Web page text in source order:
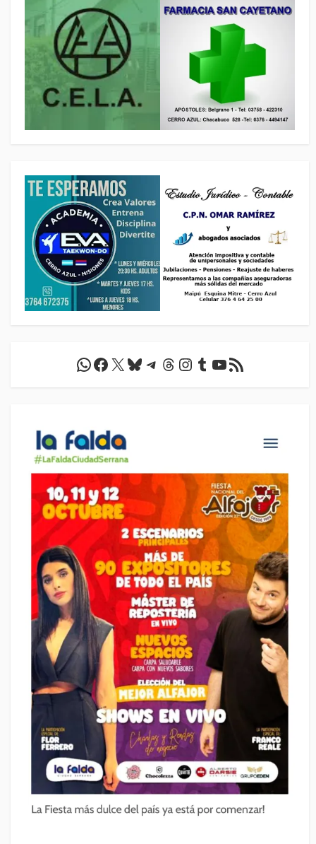
WhatsApp
Facebook
X Bluesky
Telegram
Threads
Instagram
Tumblr
YouTube
Feed RSS